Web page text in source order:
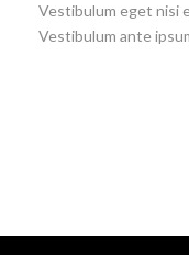
Vestibulum eget nisi
Vestibulum ante